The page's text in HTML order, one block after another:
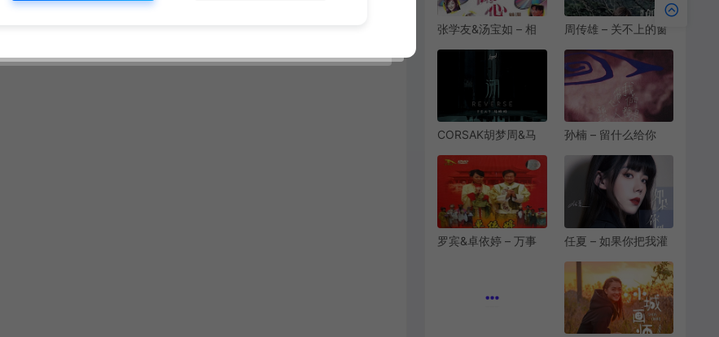
张学友&汤宝如 – 相
320K/FLAC]
[9.92M/24.1M]
周传雄 – 关不上的窗
[11.2M/32.4M]
CORSAK胡梦周&马
[MP3-320K/FLAC]
[7.43M/22.9M]
孙楠 – 留什么给你
[9.59M/28.2M]
罗宾&卓依婷 – 万事
任夏 – 如果你把我灌
320K/FLAC]
[7.0M/18.1M]